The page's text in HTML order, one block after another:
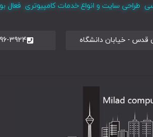
طراحی سایت و انواع خدمات کامپیوتری فعال
قدس - خیابان دانشگاه 3924